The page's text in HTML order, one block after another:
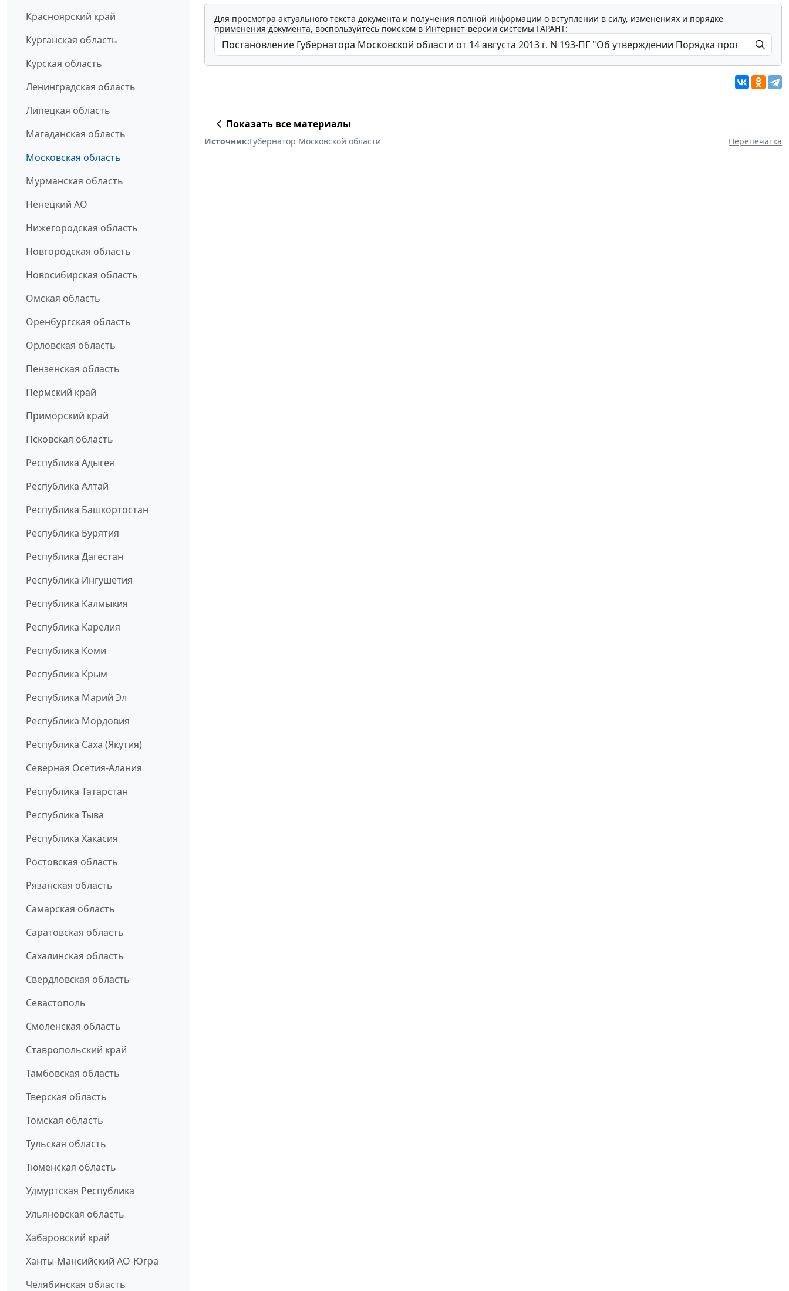
Красноярский край
Курганская область
Курская область
Ленинградская область
Липецкая область
Магаданская область
Московская область
Мурманская область
Ненецкий АО
Нижегородская область
Новгородская область
Новосибирская область
Омская область
Оренбургская область
Орловская область
Пензенская область
Пермский край
Приморский край
Псковская область
Республика Адыгея
Республика Алтай
Республика Башкортостан
Республика Бурятия
Республика Дагестан
Республика Ингушетия
Республика Калмыкия
Республика Карелия
Республика Коми
Республика Крым
Республика Марий Эл
Республика Мордовия
Республика Саха (Якутия)
Северная Осетия-Алания
Республика Татарстан
Республика Тыва
Республика Хакасия
Ростовская область
Рязанская область
Самарская область
Саратовская область
Сахалинская область
Свердловская область
Севастополь
Смоленская область
Ставропольский край
Тамбовская область
Тверская область
Томская область
Тульская область
Тюменская область
Удмуртская Республика
Ульяновская область
Хабаровский край
Ханты-Мансийский АО-Югра
Челябинская область
Для просмотра актуального текста документа и получения полной информации о вступлении в силу, изменениях и порядке
применения документа, воспользуйтесь поиском в Интернет-версии системы ГАРАНТ:
Показать все материалы
Источник:Губернатор Московской области Перепечатка